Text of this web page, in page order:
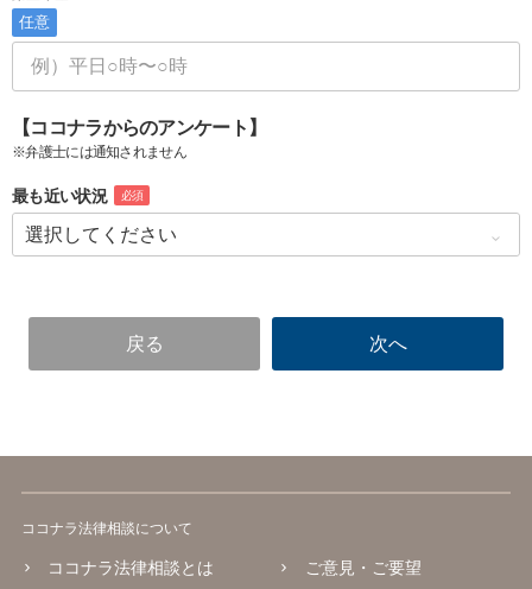
任意
【ココナラからのアンケート】
※弁護士には通知されません
最も近い状況 必須
ココナラ法律相談について
ココナラ法律相談とは
ご意見・ご要望